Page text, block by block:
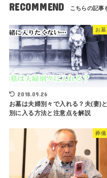
RECOMMEND
お墓
2018.09.26
お墓は夫婦別々で入れる？夫(妻)と
別に入る方法と注意点を解説
葬儀